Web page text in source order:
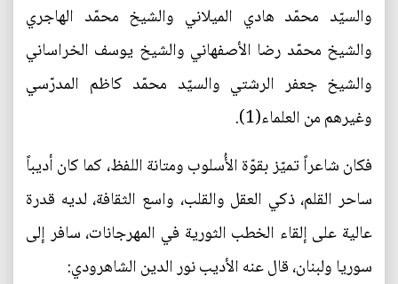
والسيّد محمّد هادي الميلاني والشيخ محمّد الهاجري
والشيخ محمّد رضا الأصفهاني والشيخ يوسف الخراساني
والشيخ جعفر الرشتي والسيّد محمّد كاظم المدرّسي
وغيرهم من العلماء(1).
فكان شاعراً تميّز بقوّة الأُسلوب ومتانة اللفظ، كما كان أديباً
ساحر القلم، ذكي العقل والقلب، واسع الثقافة، لديه قدرة
عالية على إلقاء الخطب الثورية في المهرجانات، سافر إلى
سوريا ولبنان، قال عنه الأديب نور الدين الشاهرودي: